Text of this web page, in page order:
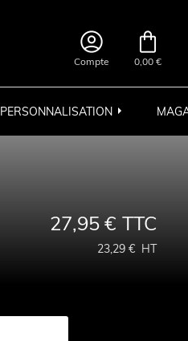

Compte

0,00 €
PERSONNALISATION
27,95 € TTC
23,29 € HT